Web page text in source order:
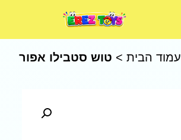
עמוד הבית > טוש סטבילו אפור